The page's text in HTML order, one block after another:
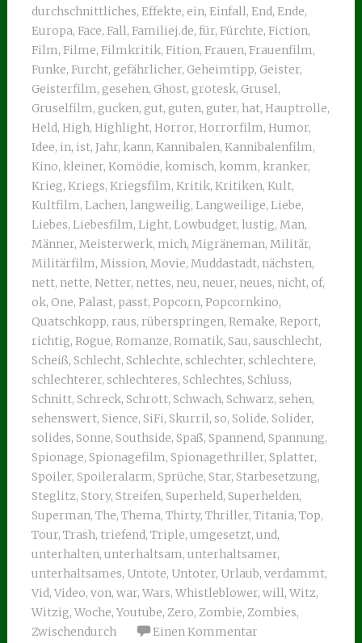
durchschnittliches, Effekte, ein, Einfall, End, Ende,
Europa, Face, Fall, Familiej.de, für, Fürchte, Fiction,
Film, Filme, Filmkritik, Fition, Frauen, Frauenfilm,
Funke, Furcht, gefährlicher, Geheimtipp, Geister,
Geisterfilm, gesehen, Ghost, grotesk, Grusel,
Gruselfilm, gucken, gut, guten, guter, hat, Hauptrolle,
Held, High, Highlight, Horror, Horrorfilm, Humor,
Idee, in, ist, Jahr, kann, Kannibalen, Kannibalenfilm,
Kino, kleiner, Komödie, komisch, komm, kranker,
Krieg, Kriegs, Kriegsfilm, Kritik, Kritiken, Kult,
Kultfilm, Lachen, langweilig, Langweilige, Liebe,
Liebes, Liebesfilm, Light, Lowbudget, lustig, Man,
Männer, Meisterwerk, mich, Migräneman, Militär,
Militärfilm, Mission, Movie, Muddastadt, nächsten,
nett, nette, Netter, nettes, neu, neuer, neues, nicht, of,
ok, One, Palast, passt, Popcorn, Popcornkino,
Quatschkopp, raus, rüberspringen, Remake, Report,
richtig, Rogue, Romanze, Romatik, Sau, sauschlecht,
Scheiß, Schlecht, Schlechte, schlechter, schlechtere,
schlechterer, schlechteres, Schlechtes, Schluss,
Schnitt, Schreck, Schrott, Schwach, Schwarz, sehen,
sehenswert, Sience, SiFi, Skurril, so, Solide, Solider,
solides, Sonne, Southside, Spaß, Spannend, Spannung,
Spionage, Spionagefilm, Spionagethriller, Splatter,
Spoiler, Spoileralarm, Sprüche, Star, Starbesetzung,
Steglitz, Story, Streifen, Superheld, Superhelden,
Superman, The, Thema, Thirty, Thriller, Titania, Top,
Tour, Trash, triefend, Triple, umgesetzt, und,
unterhalten, unterhaltsam, unterhaltsamer,
unterhaltsames, Untote, Untoter, Urlaub, verdammt,
Vid, Video, von, war, Wars, Whistleblower, will, Witz,
Witzig, Woche, Youtube, Zero, Zombie, Zombies,
Zwischendurch
Einen Kommentar